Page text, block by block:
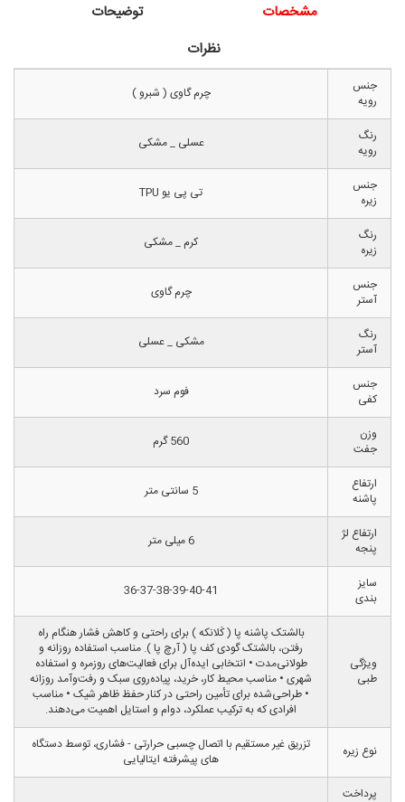
مشخصات
توضیحات
نظرات
جنس
رویه
چرم گاوی ( شبرو )
رنگ
رویه
عسلی _ مشکی
جنس
زیره
تی پی یو TPU
رنگ
زیره
کرم _ مشکی
جنس
آستر
چرم گاوی
رنگ
آستر
مشکی _ عسلی
جنس
کفی
فوم سرد
وزن
جفت
560 گرم
ارتفاع
پاشنه
5 سانتی متر
ارتفاع لژ
پنجه
6 میلی متر
سایز
بندی
36-37-38-39-40-41
ویژگی
طبی
بالشتک پاشنه پا ( کَلانکه ) برای راحتی و کاهش فشار هنگام راه
رفتن، بالشتک گودی کف پا ( آرچ پا ). مناسب استفاده روزانه و
طولانی‌مدت • انتخابی ایده‌آل برای فعالیت‌های روزمره و استفاده
شهری • مناسب محیط کار، خرید، پیاده‌روی سبک و رفت‌وآمد روزانه
• طراحی‌شده برای تأمین راحتی در کنار حفظ ظاهر شیک • مناسب
افرادی که به ترکیب عملکرد، دوام و استایل اهمیت می‌دهند.
نوع زیره
تزریق غیر مستقیم با اتصال چسبی حرارتی - فشاری، توسط دستگاه
های پیشرفته ایتالیایی
پرداخت